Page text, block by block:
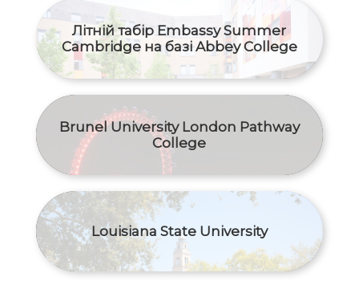
Літній табір Embassy Summer
Cambridge на базі Abbey College
Brunel University London Pathway
College
Louisiana State University